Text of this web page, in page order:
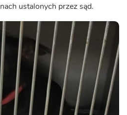
ustalonych przez sąd.